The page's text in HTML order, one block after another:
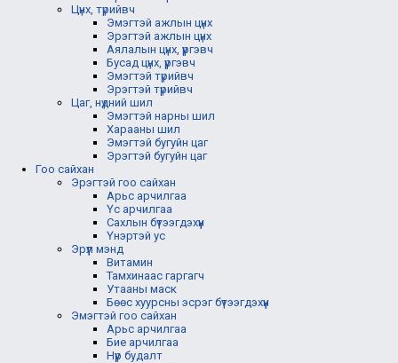
Цүнх, түрийвч
Эмэгтэй ажлын цүнх
Эрэгтэй ажлын цүнх
Аялалын цүнх, үүргэвч
Бусад цүнх, үүргэвч
Эмэгтэй түрийвч
Эрэгтэй түрийвч
Цаг, нүдний шил
Эмэгтэй нарны шил
Харааны шил
Эмэгтэй бугуйн цаг
Эрэгтэй бугуйн цаг
Гоо сайхан
Эрэгтэй гоо сайхан
Арьс арчилгаа
Үс арчилгаа
Сахлын бүтээгдэхүүн
Үнэртэй ус
Эрүүл мэнд
Витамин
Тамхинаас гаргагч
Утааны маск
Бөөс хуурсны эсрэг бүтээгдэхүүн
Эмэгтэй гоо сайхан
Арьс арчилгаа
Бие арчилгаа
Нүүр будалт